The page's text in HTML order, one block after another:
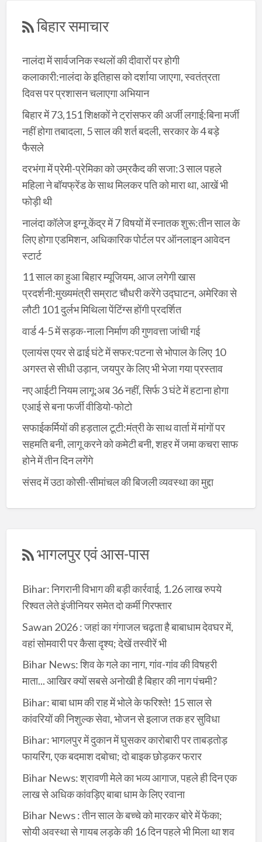
बिहार समाचार
नालंदा में सार्वजनिक स्थलों की दीवारों पर होगी
कलाकारी:नालंदा के इतिहास को दर्शाया जाएगा, स्वतंत्रता
दिवस पर प्रशासन चलाएगा अभियान
बिहार में 73,151 शिक्षकों ने ट्रांसफर की अर्जी लगाई:बिना मर्जी
नहीं होगा तबादला, 5 साल की शर्त बदली, सरकार के 4 बड़े
फैसले
दरभंगा में प्रेमी-प्रेमिका को उम्रकैद की सजा:3 साल पहले
महिला ने बॉयफ्रेंड के साथ मिलकर पति को मारा था, आखें भी
फोड़ी थी
नालंदा कॉलेज इग्नू केंद्र में 7 विषयों में स्नातक शुरू:तीन साल के
लिए होगा एडमिशन, अधिकारिक पोर्टल पर ऑनलाइन आवेदन
स्टार्ट
11 साल का हुआ बिहार म्यूजियम, आज लगेगी खास
प्रदर्शनी:मुख्यमंत्री सम्राट चौधरी करेंगे उद्घाटन, अमेरिका से
लौटी 101 दुर्लभ मिथिला पेंटिंग्स होंगी प्रदर्शित
वार्ड 4-5 में सड़क-नाला निर्माण की गुणवत्ता जांची गई
एलायंस एयर से ढाई घंटे में सफर:पटना से भोपाल के लिए 10
अगस्त से सीधी उड़ान, जयपुर के लिए भी भेजा गया प्रस्ताव
नए आईटी नियम लागू:अब 36 नहीं, सिर्फ 3 घंटे में हटाना होगा
एआई से बना फर्जी वीडियो-फोटो
सफाईकर्मियों की हड़ताल टूटी:मंत्री के साथ वार्ता में मांगों पर
सहमति बनी, लागू करने को कमेटी बनी, शहर में जमा कचरा साफ
होने में तीन दिन लगेंगे
संसद में उठा कोसी-सीमांचल की बिजली व्यवस्था का मुद्दा
भागलपुर एवं आस-पास
Bihar: निगरानी विभाग की बड़ी कार्रवाई, 1.26 लाख रुपये
रिश्वत लेते इंजीनियर समेत दो कर्मी गिरफ्तार
Sawan 2026 : जहां का गंगाजल चढ़ता है बाबाधाम देवघर में,
वहां सोमवारी पर कैसा दृश्य; देखें तस्वीरें भी
Bihar News: शिव के गले का नाग, गांव-गांव की विषहरी
माता... आखिर क्यों सबसे अनोखी है बिहार की नाग पंचमी?
Bihar: बाबा धाम की राह में भोले के फरिश्ते! 15 साल से
कांवरियों की निशुल्क सेवा, भोजन से इलाज तक हर सुविधा
Bihar: भागलपुर में दुकान में घुसकर कारोबारी पर ताबड़तोड़
फायरिंग, एक बदमाश दबोचा; दो बाइक छोड़कर फरार
Bihar News: श्रावणी मेले का भव्य आगाज, पहले ही दिन एक
लाख से अधिक कांवड़िए बाबा धाम के लिए रवाना
Bihar News : तीन साल के बच्चे को मारकर बोरे में फेंका;
सोयी अवस्था से गायब लड़के की 16 दिन पहले भी मिला था शव